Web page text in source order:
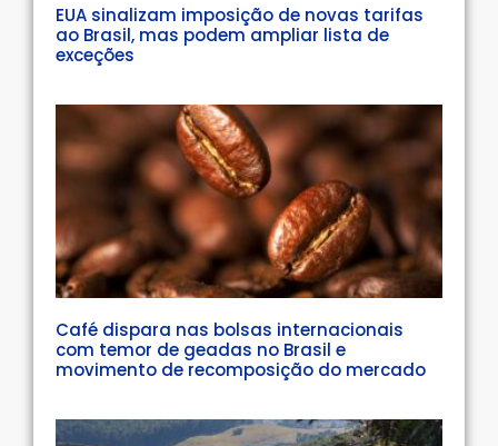
EUA sinalizam imposição de novas tarifas
ao Brasil, mas podem ampliar lista de
exceções
Café dispara nas bolsas internacionais
com temor de geadas no Brasil e
movimento de recomposição do mercado